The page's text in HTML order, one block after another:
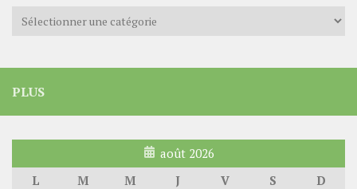
Catégories
PLUS
août 2026
L
M M J V S
D